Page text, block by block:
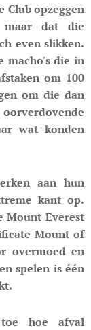
Club opzeggen
maar dat die
even slikken.
macho's die in
om 100
om die dan
wat konden
aan hun
kant op.
Mount Everest
Mount of
overmoed en
spelen is één
hoe afval